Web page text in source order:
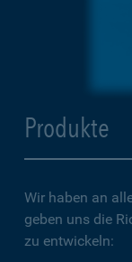
Produkte
Wir haben an
geben uns die
zu entwickeln: